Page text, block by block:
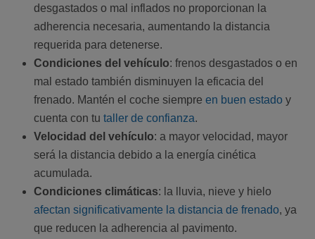
desgastados o mal inflados no proporcionan la
adherencia necesaria, aumentando la distancia
requerida para detenerse.
Condiciones del vehículo: frenos desgastados o en
mal estado también disminuyen la eficacia del
frenado. Mantén el coche siempre en buen estado y
cuenta con tu taller de confianza.
Velocidad del vehículo: a mayor velocidad, mayor
será la distancia debido a la energía cinética
acumulada.
Condiciones climáticas: la lluvia, nieve y hielo
afectan significativamente la distancia de frenado, ya
que reducen la adherencia al pavimento.